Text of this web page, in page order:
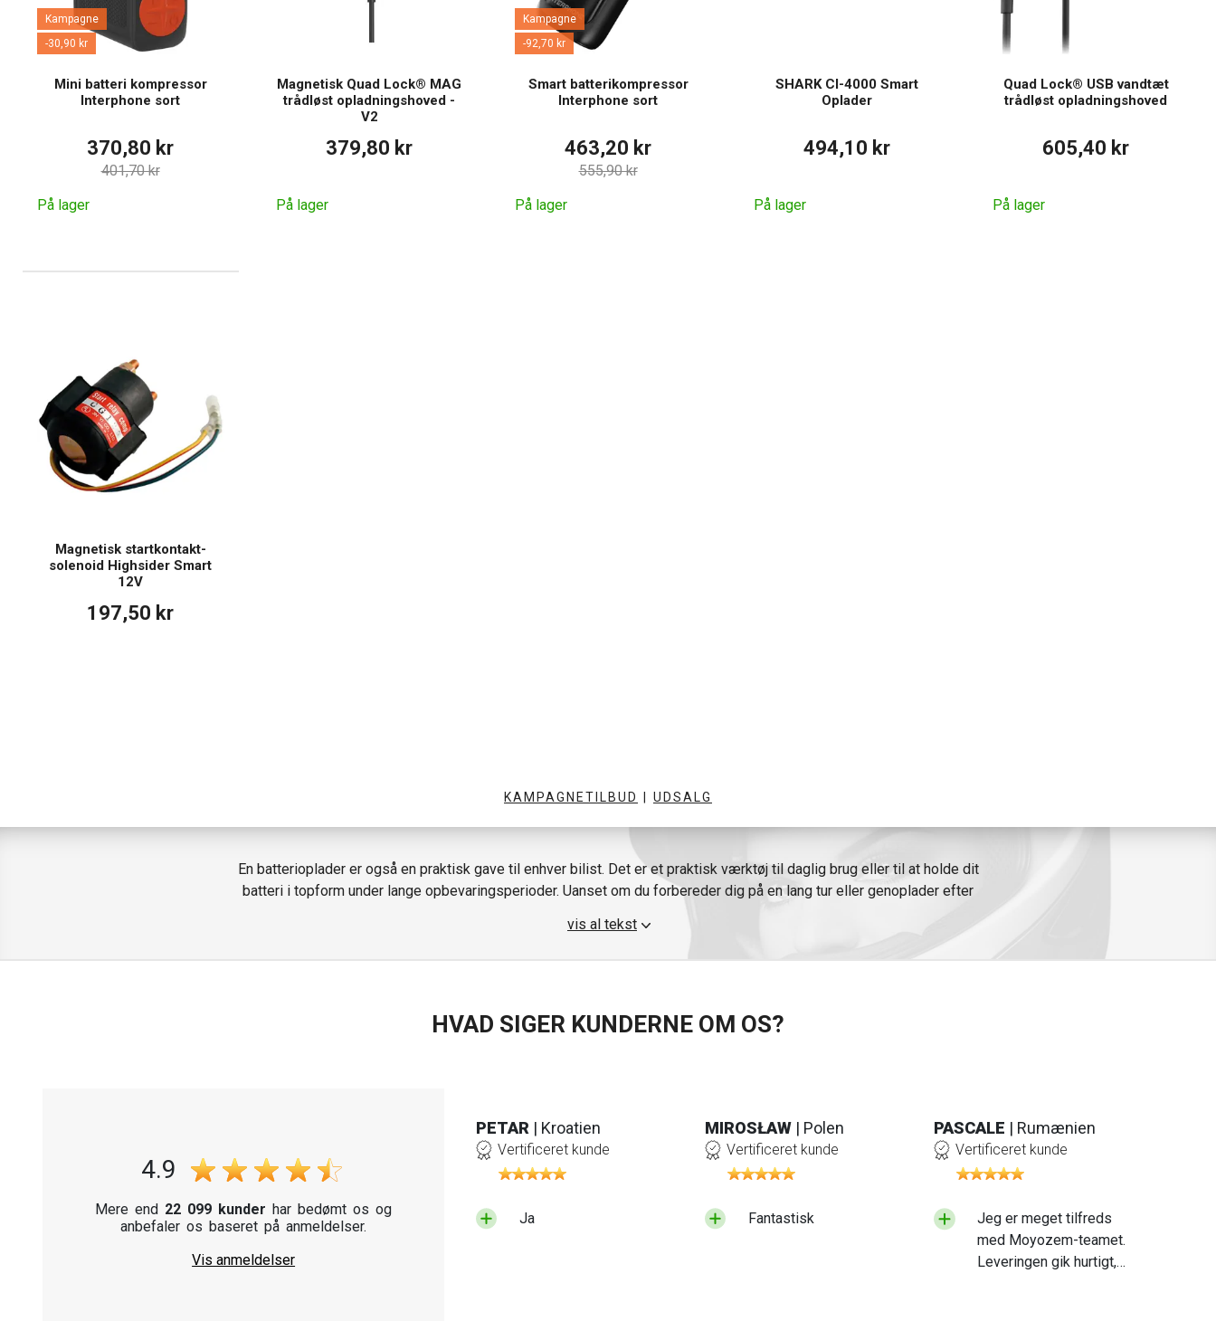
Kampagne
-30,90 kr
Mini batteri kompressor
Interphone sort
370,80 kr
401,70 kr
På lager
Magnetisk Quad Lock® MAG
trådløst opladningshoved -
V2
379,80 kr
På lager
Kampagne
-92,70 kr
Smart batterikompressor
Interphone sort
463,20 kr
555,90 kr
På lager
SHARK CI-4000 Smart
Oplader
494,10 kr
På lager
Quad Lock® USB vandtæt
trådløst opladningshoved
605,40 kr
På lager
Magnetisk startkontakt-
solenoid Highsider Smart
12V
197,50 kr
KAMPAGNETILBUD UDSALG
En batterioplader er også en praktisk gave til enhver bilist. Det er et praktisk værktøj til daglig brug eller til at holde dit
batteri i topform under lange opbevaringsperioder. Uanset om du forbereder dig på en lang tur eller genoplader efter
vinteren, sikrer vores opladere pålidelig ydeevne og lang batterilevetid.
vis al tekst
HVAD SIGER KUNDERNE OM OS?
4.9
Mere end 22 099 kunder har bedømt os og
anbefaler os baseret på anmeldelser.
Vis anmeldelser
PETAR | Kroatien
Vertificeret kunde
Ja
MIROSŁAW | Polen
Vertificeret kunde
Fantastisk
PASCALE | Rumænien
Vertificeret kunde
Jeg er meget tilfreds
med Moyozem-teamet.
Leveringen gik hurtigt,